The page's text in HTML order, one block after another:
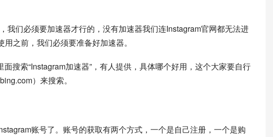
我们必须要加速器才行的，没有加速器我们连Instagram官网都无法进
之前，我们必须要准备好加速器。
搜索“Instagram加速器”，有人提供，具体哪个好用，这个大家要自行
）来搜索。
账号了。账号的获取有两个方式，一个是自己注册，一个是购